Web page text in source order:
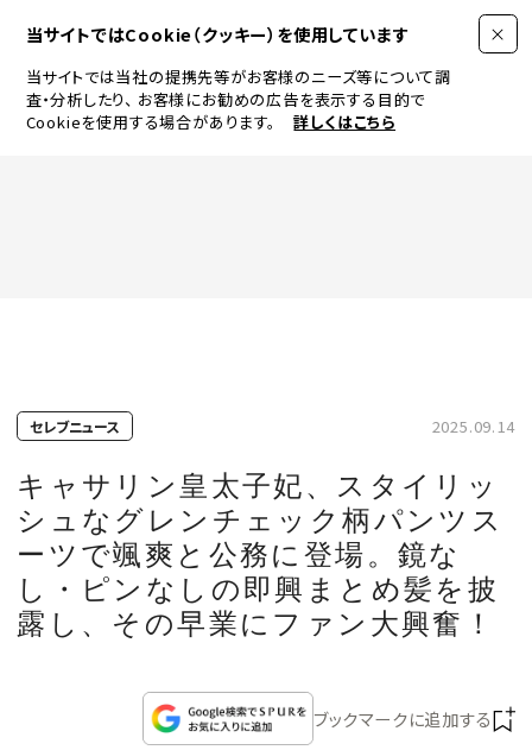
当サイトではCookie（クッキー）を使用しています
当サイトでは当社の提携先等がお客様のニーズ等について調
査・分析したり、 お客様にお勧めの広告を表示する目的で
Cookieを使用する場合があります。
詳しくはこちら
JEWELRY & WATCH
LIFESTYLE
CULTURE
CELEBRITY
COLLECTION
セレブニュース 2025.09.14
キャサリン皇太子妃、スタイリッ
シュなグレンチェック柄パンツス
ーツで颯爽と公務に登場。鏡な
し・ピンなしの即興まとめ髪を披
露し、その早業にファン大興奮！
ブックマークに追加する